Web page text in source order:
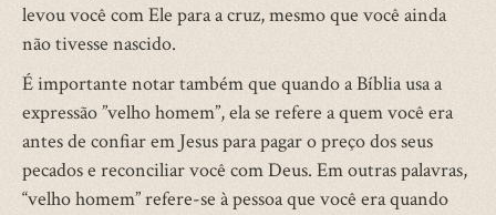
levou você com Ele para a cruz, mesmo que você ainda
não tivesse nascido.
É importante notar também que quando a Bíblia usa a
expressão ”velho homem”, ela se refere a quem você era
antes de confiar em Jesus para pagar o preço dos seus
pecados e reconciliar você com Deus. Em outras palavras,
“velho homem” refere-se à pessoa que você era quando